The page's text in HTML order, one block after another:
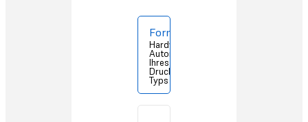
Form Auto
Hardware zur
Automatisierung
Ihres 3D-
Druckers des
Typs Form 3/3+